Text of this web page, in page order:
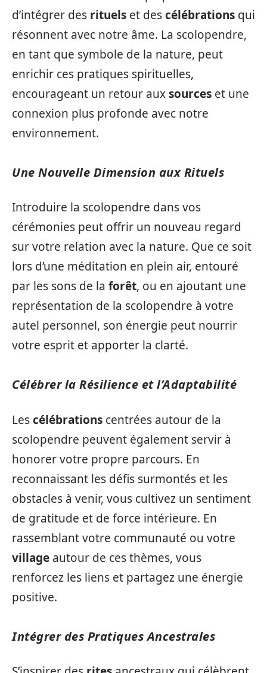
d’intégrer des rituels et descélébrations qui
résonnent avec notre âme. La scolopendre,
en tant que symbole de la nature, peut
enrichir ces pratiques spirituelles,
encourageant un retour auxsources et une
connexion plus profonde avec notre
environnement.
Une Nouvelle Dimension aux Rituels
Introduire la scolopendre dans vos
cérémonies peut offrir un nouveau regard
sur votre relation avec la nature. Que ce soit
lors d’une méditation en plein air, entouré
par les sons de la forêt, ou en ajoutant une
représentation de la scolopendre à votre
autel personnel, son énergie peut nourrir
votre esprit et apporter la clarté.
Célébrer la Résilience et l’Adaptabilité
Lescélébrations centrées autour de la
scolopendre peuvent également servir à
honorer votre propre parcours. En
reconnaissant les défis surmontés et les
obstacles à venir, vous cultivez un sentiment
de gratitude et de force intérieure. En
rassemblant votre communauté ou votre
village autour de ces thèmes, vous
renforcez les liens et partagez une énergie
positive.
Intégrer des Pratiques Ancestrales